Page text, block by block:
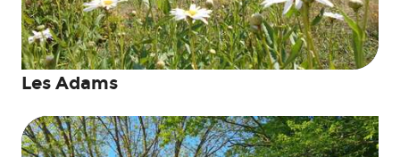
Les Adams